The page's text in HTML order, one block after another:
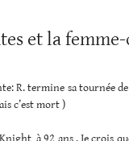
et la
R. termine sa tournée
c’est mort )